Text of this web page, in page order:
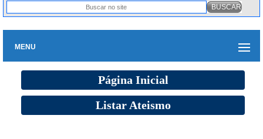
MENU
Página Inicial
Listar Ateismo